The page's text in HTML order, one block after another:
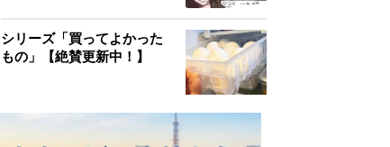
シリーズ「買ってよかった
もの」【絶賛更新中！】